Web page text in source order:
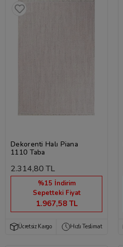
Dekorenti Halı Piana
1110 Taba
2.314,80 TL
%15 İndirim
Sepetteki Fiyat
1.967,58 TL
Ücretsiz Kargo Hızlı Teslimat